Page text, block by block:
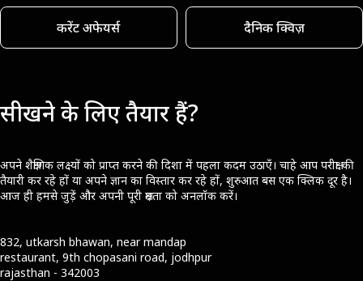
करेंट अफेयर्स दैनिक क्विज़
सीखने के लिए तैयार हैं?
अपने शैक्षणिक लक्ष्यों को प्राप्त करने की दिशा में पहला कदम उठाएँ। चाहे आप परीक्षा की
तैयारी कर रहे हों या अपने ज्ञान का विस्तार कर रहे हों, शुरुआत बस एक क्लिक दूर है।
आज ही हमसे जुड़ें और अपनी पूरी क्षमता को अनलॉक करें।
832, utkarsh bhawan, near mandap
restaurant, 9th chopasani road, jodhpur
rajasthan - 342003